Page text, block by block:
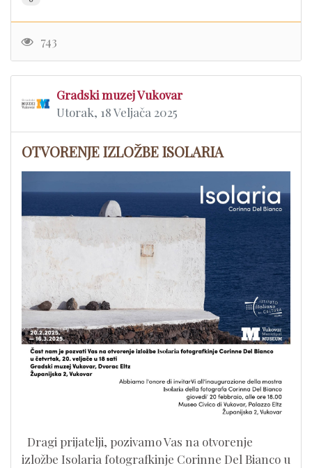
743
Gradski muzej Vukovar
Utorak, 18 Veljača 2025
OTVORENJE IZLOŽBE ISOLARIA
Dragi prijatelji, pozivamo Vas na otvorenje
izložbe Isolaria fotografkinje Corinne Del Bianco u